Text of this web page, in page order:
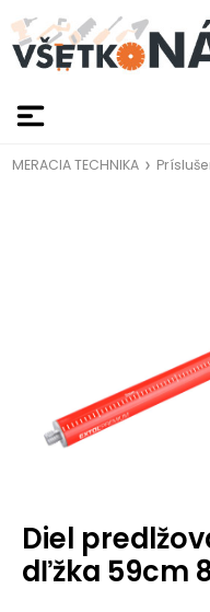
MERACIA TECHNIKA
Diel
dľžka 59cm